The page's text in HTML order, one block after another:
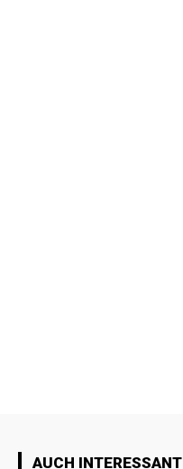
AUCH INTERESSANT